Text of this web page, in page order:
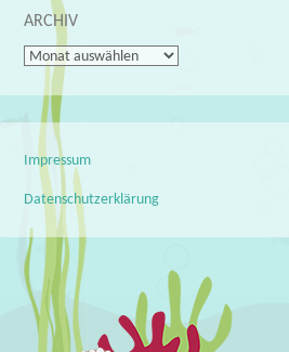
ARCHIV
Archiv
Impressum
Datenschutzerklärung